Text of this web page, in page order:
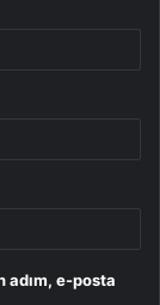
adım, e-posta